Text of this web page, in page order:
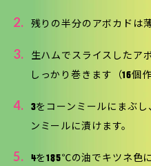
2. 残りの半分のアボカドは
3.
生ハムでスライスしたア
しっかり巻きます（16個
4.
3をコーンミールにまぶ
ンミールに漬けます。
5.
4を185℃の油でキツネ色